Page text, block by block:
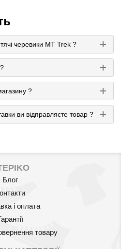
черевики MT Trek ?
?
ви відправляєте товар ?
Блог
і оплата
товару